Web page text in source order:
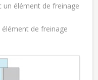
un élément de freinage
de freinage